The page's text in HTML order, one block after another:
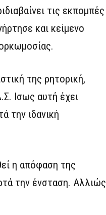
τις εκπομπές
και κείμενο
της ρητορική,
Ισως αυτή έχει
την ιδανική
η απόφαση της
την ένσταση. Αλλιώς